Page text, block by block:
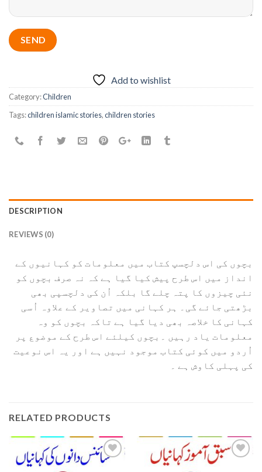
Add to wishlist
Category:Children
Tags:children islamic stories,children stories
DESCRIPTION
REVIEWS (0)
بچوں کی اس دلچسپ کتاب میں معلومات کو کہانیوں کے
انداز میں اس طرح پیش کیا گیا ہے کہ نہ صرف بچوں کو
نئی چیزوں کا پتہ چلے گا بلکہ اُن کی دلچسپی بھی
بڑھتی جائے گی۔ ہر کہانی میں تصاویر کے علاوہ اُسی
کہانی کا خلاصہ بھی دیا گیا ہے تاکہ بچوں کو وہ
معلومات یاد رہیں ۔بچوں کیلئے اس طرح کے موضوع پر
اُردو میں کوئی کتاب موجود نہیں ہے اور یہ اس نوعیت
کی پہلی کاوش ہے ۔
RELATED PRODUCTS